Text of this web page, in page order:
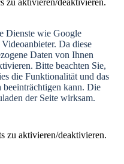
zu aktivieren/deaktivieren.
Dienste wie Google
Da diese
Daten von Ihnen
Bitte beachten Sie,
die Funktionalität und das
beeinträchtigen kann. Die
der Seite wirksam.
zu aktivieren/deaktivieren.